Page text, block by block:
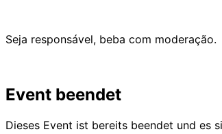
Seja responsável, beba com moderação.
Event beendet
Dieses Event ist bereits beendet und es